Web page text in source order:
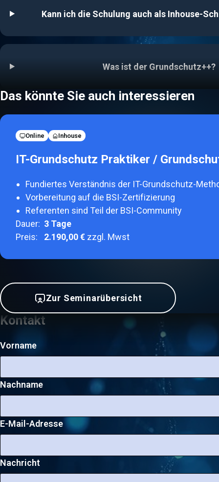
Kann ich die Schulung auch als Inhouse-
Was ist der Grundschutz++?
Das könnte Sie auch interessieren
Online Inhouse
IT-Grundschutz Praktiker /
Fundiertes Verständnis der IT-Grundschutz-
Vorbereitung auf die BSI-Zertifizierung
Referenten sind Teil der BSI-Community
Dauer: 3 Tage
Preis:
2.190,00 € zzgl. Mwst
Zur Seminarübersicht
Kontakt
Vorname
Nachname
E-Mail-Adresse
Nachricht